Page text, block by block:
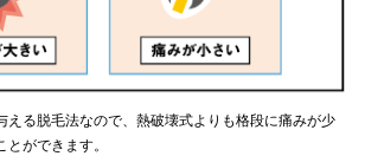
える脱毛法なので、熱破壊式よりも格段に痛みが少
ができます。